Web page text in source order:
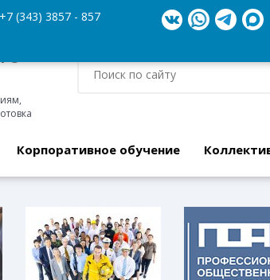
+7 (343) 3857 - 857
Корпоративное обучение